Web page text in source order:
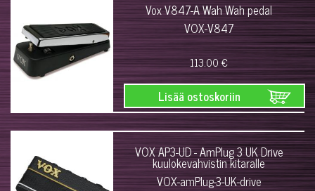
Vox V847-A Wah Wah pedal
VOX-V847
113.00 €
Lisää ostoskoriin
VOX AP3-UD - AmPlug 3 UK Drive
kuulokevahvistin kitaralle
VOX-amPlug-3-UK-drive